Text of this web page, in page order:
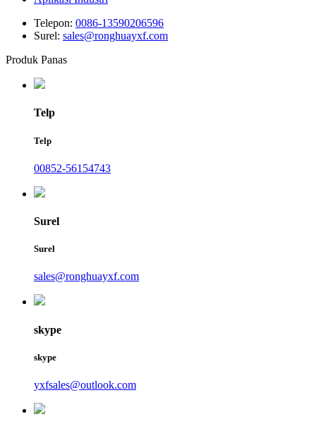
Telepon: 0086-13590206596
Surel: sales@ronghuayxf.com
Produk Panas
Telp
Telp
00852-56154743
Surel
Surel
sales@ronghuayxf.com
skype
skype
yxfsales@outlook.com